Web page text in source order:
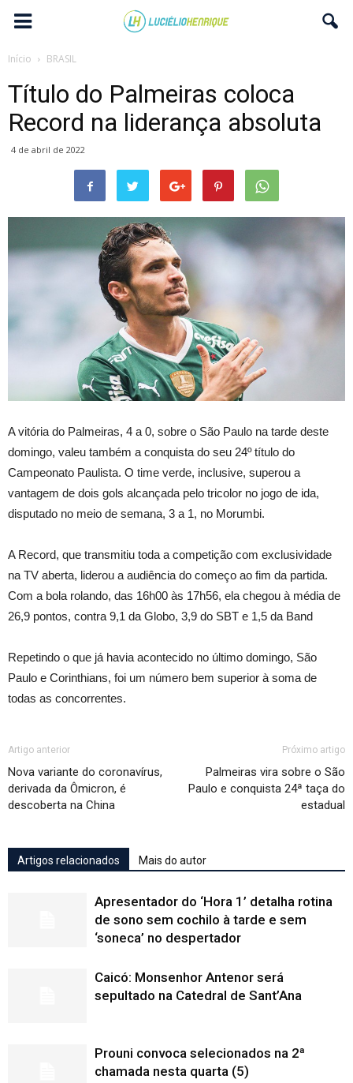
Início BRASIL
Título do Palmeiras coloca
Record na liderança absoluta
4 de abril de 2022
A vitória do Palmeiras, 4 a 0, sobre o São Paulo na tarde deste
domingo, valeu também a conquista do seu 24º título do
Campeonato Paulista. O time verde, inclusive, superou a
vantagem de dois gols alcançada pelo tricolor no jogo de ida,
disputado no meio de semana, 3 a 1, no Morumbi.
A Record, que transmitiu toda a competição com exclusividade
na TV aberta, liderou a audiência do começo ao fim da partida.
Com a bola rolando, das 16h00 às 17h56, ela chegou à média de
26,9 pontos, contra 9,1 da Globo, 3,9 do SBT e 1,5 da Band
Repetindo o que já havia acontecido no último domingo, São
Paulo e Corinthians, foi um número bem superior à soma de
todas as concorrentes.
Artigo anterior
Nova variante do coronavírus,
derivada da Ômicron, é
descoberta na China
Próximo artigo
Palmeiras vira sobre o São
Paulo e conquista 24ª taça do
estadual
Artigos relacionados Mais do autor
Apresentador do ‘Hora 1’ detalha rotina
de sono sem cochilo à tarde e sem
‘soneca’ no despertador
Caicó: Monsenhor Antenor será
sepultado na Catedral de Sant’Ana
Prouni convoca selecionados na 2ª
chamada nesta quarta (5)